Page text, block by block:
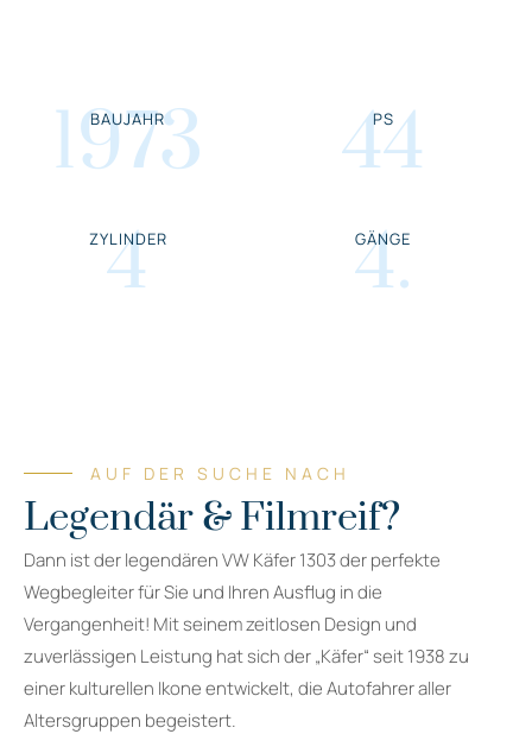
1973
BAUJAHR 44
PS
4
ZYLINDER 4.
GÄNGE
AUF DER SUCHE NACH
Legendär & Filmreif?
Dann ist der legendären VW Käfer 1303 der perfekte
Wegbegleiter für Sie und Ihren Ausflug in die
Vergangenheit! Mit seinem zeitlosen Design und
zuverlässigen Leistung hat sich der „Käfer“ seit 1938 zu
einer kulturellen Ikone entwickelt, die Autofahrer aller
Altersgruppen begeistert.